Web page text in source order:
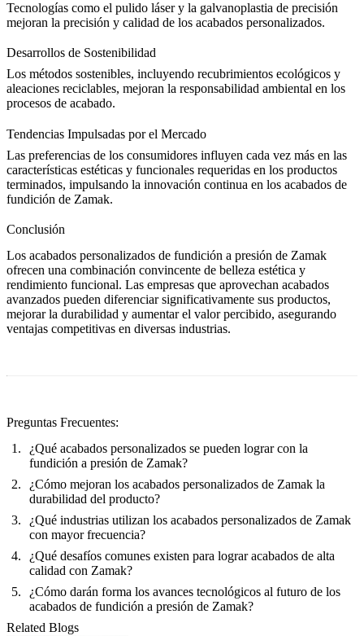
Tecnologías como el pulido láser y la galvanoplastia de precisión
mejoran la precisión y calidad de los acabados personalizados.
Desarrollos de Sostenibilidad
Los métodos sostenibles, incluyendo recubrimientos ecológicos y
aleaciones reciclables, mejoran la responsabilidad ambiental en los
procesos de acabado.
Tendencias Impulsadas por el Mercado
Las preferencias de los consumidores influyen cada vez más en las
características estéticas y funcionales requeridas en los productos
terminados, impulsando la innovación continua en los acabados de
fundición de Zamak.
Conclusión
Los acabados personalizados de fundición a presión de Zamak
ofrecen una combinación convincente de belleza estética y
rendimiento funcional. Las empresas que aprovechan acabados
avanzados pueden diferenciar significativamente sus productos,
mejorar la durabilidad y aumentar el valor percibido, asegurando
ventajas competitivas en diversas industrias.
Preguntas Frecuentes:
¿Qué acabados personalizados se pueden lograr con la
fundición a presión de Zamak?
¿Cómo mejoran los acabados personalizados de Zamak la
durabilidad del producto?
¿Qué industrias utilizan los acabados personalizados de Zamak
con mayor frecuencia?
¿Qué desafíos comunes existen para lograr acabados de alta
calidad con Zamak?
¿Cómo darán forma los avances tecnológicos al futuro de los
acabados de fundición a presión de Zamak?
Related Blogs